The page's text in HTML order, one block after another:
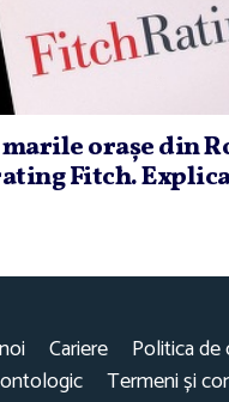
marile oraşe din
Fitch.
Cariere
Politica
Termeni și